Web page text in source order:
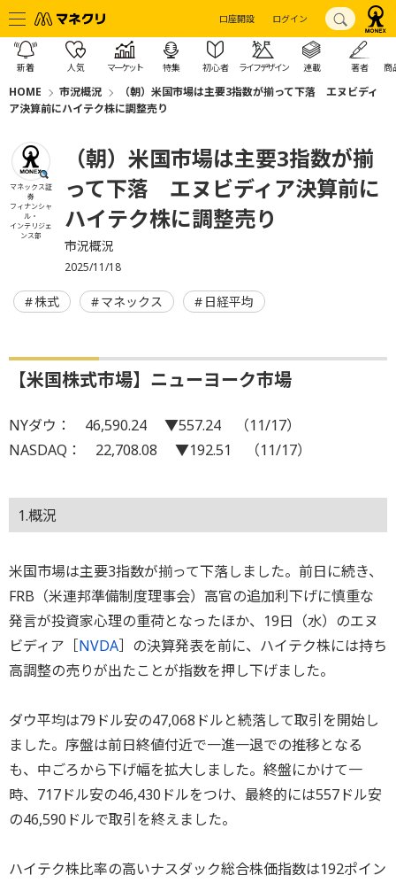
口座開設 ログイン
新着 人気 マーケット 特集 初心者 ライフデザイン 連載 著者 商
HOME 市況概況
（朝）米国市場は主要3指数が揃って下落 エヌビディ
ア決算前にハイテク株に調整売り
マネックス証
券
フィナンシャ
ル・
インテリジェ
ンス部
（朝）米国市場は主要3指数が揃
って下落 エヌビディア決算前に
ハイテク株に調整売り
市況概況
2025/11/18
株式 マネックス 日経平均
【米国株式市場】ニューヨーク市場
NYダウ： 46,590.24 ▼557.24 （11/17）
NASDAQ： 22,708.08 ▼192.51 （11/17）
1.概況
米国市場は主要3指数が揃って下落しました。前日に続き、
FRB（米連邦準備制度理事会）高官の追加利下げに慎重な
発言が投資家心理の重荷となったほか、19日（水）のエヌ
ビディア［NVDA］の決算発表を前に、ハイテク株には持ち
高調整の売りが出たことが指数を押し下げました。
ダウ平均は79ドル安の47,068ドルと続落して取引を開始し
ました。序盤は前日終値付近で一進一退での推移となる
も、中ごろから下げ幅を拡大しました。終盤にかけて一
時、717ドル安の46,430ドルをつけ、最終的には557ドル安
の46,590ドルで取引を終えました。
ハイテク株比率の高いナスダック総合株価指数は192ポイン